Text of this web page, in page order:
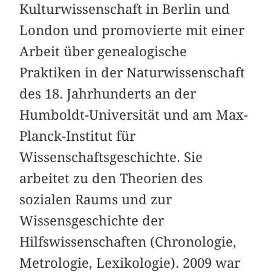
Kulturwissenschaft in Berlin und
London und promovierte mit einer
Arbeit über genealogische
Praktiken in der Naturwissenschaft
des 18. Jahrhunderts an der
Humboldt-Universität und am Max-
Planck-Institut für
Wissenschaftsgeschichte. Sie
arbeitet zu den Theorien des
sozialen Raums und zur
Wissensgeschichte der
Hilfswissenschaften (Chronologie,
Metrologie, Lexikologie). 2009 war